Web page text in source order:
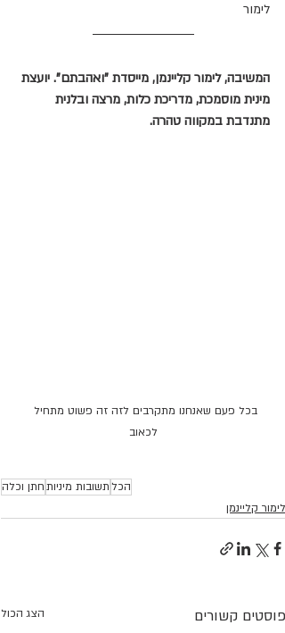
לימור
המשיבה, לימור קליינמן, מייסדת "ואהבתם". יועצת
מינית מוסמכת, מדריכת כלות, מרצה ובלנית
מתנדבת במקווה טהרה.
בכל פעם שאנחנו מתקרבים לזה זה פשוט מתחיל
לכאוב
הכלתשובות מיניותחתן וכלה
לימור קליינמן
פוסטים קשורים הצג הכול